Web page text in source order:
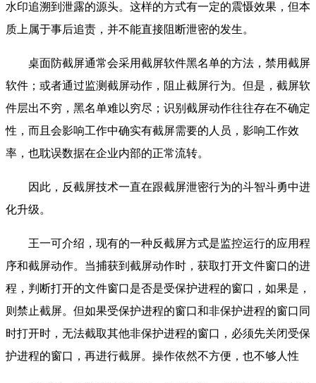
水印追溯到泄露的源头。这样的方式有一定的震慑效果，但本
质上属于事后追责，并不能直接阻断泄密的发生。
桌面防截屏通常会采用截屏软件黑名单的方法，禁用截屏
软件；或者通过监测截屏动作，阻止截屏行为。但是，截屏软
件层出不穷，黑名单难以穷尽；识别截屏动作往往存在不确定
性，而且会影响工作中确实有截屏需要的人员，影响工作效
率，也耽误数据在企业内部的正常流转。
因此，反截屏技术一直在跟截屏泄密行为的斗智斗勇中进
化升级。
王一可介绍，现有的一种反截屏方式是监控运行的应用程
序和截屏动作。当捕获到截屏动作时，获取打开文件窗口的进
程，判断打开的文件窗口是否是受保护进程的窗口，如果是，
则禁止截屏。但如果受保护进程的窗口和非保护进程的窗口同
时打开时，无法截取其他非保护进程的窗口，必须先关闭受保
护进程的窗口，再进行截屏。操作依然不方便，也不够人性